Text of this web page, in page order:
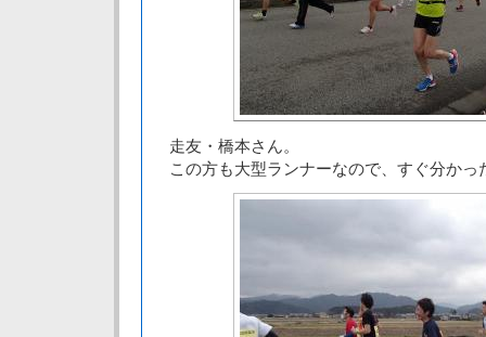
走友・橋本さん。
この方も大型ランナーなので、すぐ分かっ